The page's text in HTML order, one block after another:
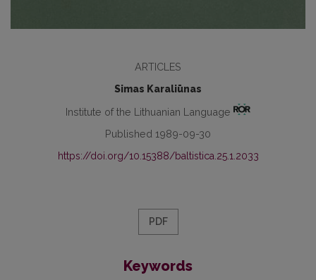
ARTICLES
Simas Karaliūnas
Institute of the Lithuanian Language
Published 1989-09-30
https://doi.org/10.15388/baltistica.25.1.2033
PDF
Keywords